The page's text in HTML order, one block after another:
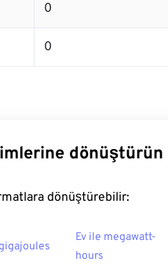
0
0
dönüştürün
dönüştürebilir:
Ev ile megawatt-
hours